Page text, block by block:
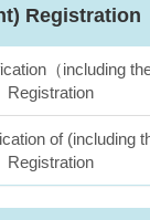
Registration
（including the
Registration
of (including
Registration